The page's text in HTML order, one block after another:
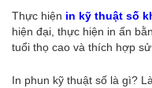
Thực hiện in kỹ thuật số
hiện đại, thực hiện in ấn
tuổi thọ cao và thích hợp
In phun kỹ thuật số là gì?